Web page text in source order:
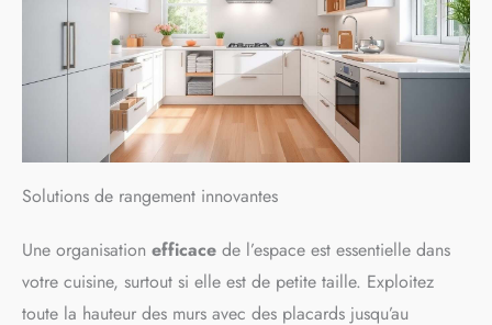
Solutions de rangement innovantes
Une organisation efficace de l’espace est essentielle dans
votre cuisine, surtout si elle est de petite taille. Exploitez
toute la hauteur des murs avec des placards jusqu’au